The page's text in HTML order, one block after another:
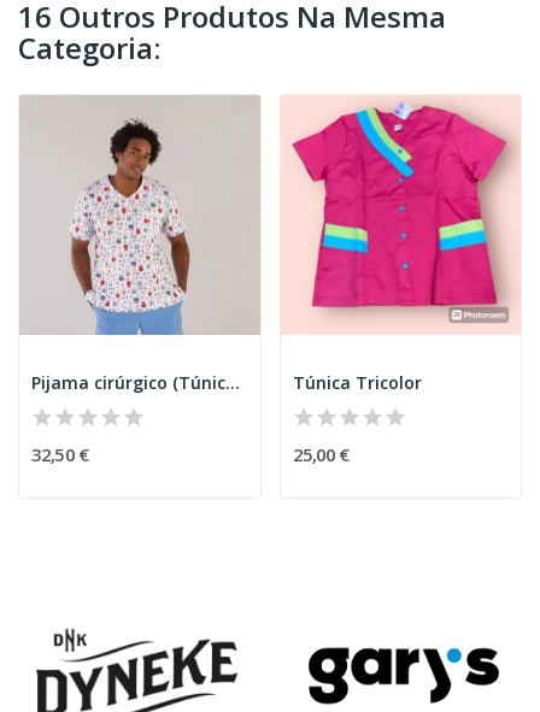
16 Outros Produtos Na Mesma
Categoria:
Pijama cirúrgico (Túnica) Cães
32,50 €
Túnica Tricolor
25,00 €